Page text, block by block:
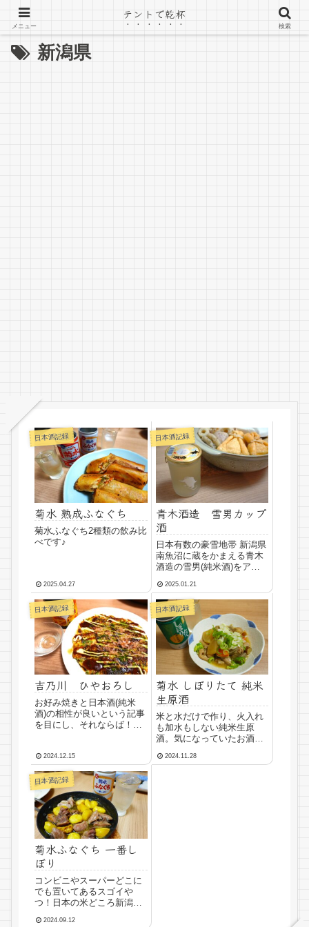
新潟県
日本酒記録
菊水 熟成ふなぐち
菊水ふなぐち2種類の飲み比
べです♪
2025.04.27
日本酒記録
青木酒造 雪男カップ
酒
日本有数の豪雪地帯 新潟県
南魚沼に蔵をかまえる青木
酒造の雪男(純米酒)をアツ
す！2025.01.21
日本酒記録
吉乃川 ひやおろし
お好み焼きと日本酒(純米
酒)の相性が良いという記事
を目にし、それならば！
2024.12.15
日本酒記録
菊水 しぼりたて 純米
生原酒
米と水だけで作り、火入れ
も加水もしない純米生原
酒。気になっていたお酒、
2024.11.28
日本酒記録
菊水ふなぐち 一番し
ぼり
コンビニやスーパーどこに
でも置いてあるスゴイや
つ！日本の米どころ新潟県
初の生原酒缶。菊水ふなぐ
2024.09.12
メニュー
テントで乾杯
検索